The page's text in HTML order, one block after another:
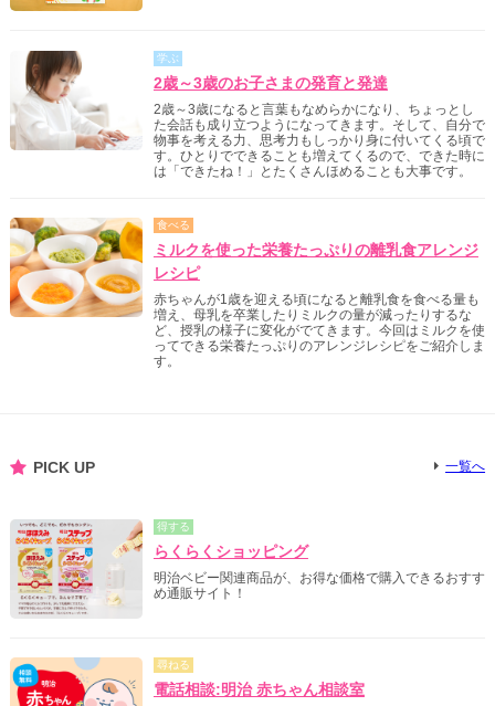
学ぶ
2歳～3歳のお子さまの発育と発達
2歳～3歳になると言葉もなめらかになり、ちょっとし
た会話も成り立つようになってきます。そして、自分で
物事を考える力、思考力もしっかり身に付いてくる頃で
す。ひとりでできることも増えてくるので、できた時に
は「できたね！」とたくさんほめることも大事です。
食べる
ミルクを使った栄養たっぷりの離乳食アレンジ
レシピ
赤ちゃんが1歳を迎える頃になると離乳食を食べる量も
増え、母乳を卒業したりミルクの量が減ったりするな
ど、授乳の様子に変化がでてきます。今回はミルクを使
ってできる栄養たっぷりのアレンジレシピをご紹介しま
す。
PICK UP 一覧へ
得する
らくらくショッピング
明治ベビー関連商品が、お得な価格で購入できるおすす
め通販サイト！
尋ねる
電話相談:明治 赤ちゃん相談室